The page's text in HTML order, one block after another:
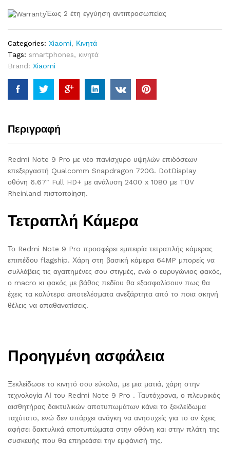
Έως 2 έτη εγγύηση αντιπροσωπείας
Categories: Xiaomi, Κινητά
Tags: smartphones, κινητά
Brand: Xiaomi
Περιγραφή
Redmi Note 9 Pro με νέο πανίσχυρο υψηλών επιδόσεων
επεξεργαστή Qualcomm Snapdragon 720G. DotDisplay
οθόνη 6.67″ Full HD+ με ανάλυση 2400 x 1080 με TÜV
Rheinland πιστοποίηση.
Τετραπλή Κάμερα
Το Redmi Note 9 Pro προσφέρει εμπειρία τετραπλής κάμερας
επιπέδου flagship. Χάρη στη βασική κάμερα 64MP μπορείς να
συλλάβεις τις αγαπημένες σου στιγμές, ενώ ο ευρυγώνιος φακός,
ο macro κι φακός με βάθος πεδίου θα εξασφαλίσουν πως θα
έχεις τα καλύτερα αποτελέσματα ανεξάρτητα από το ποια σκηνή
θέλεις να απαθανατίσεις.
Προηγμένη ασφάλεια
Ξεκλείδωσε το κινητό σου εύκολα, με μια ματιά, χάρη στην
τεχνολογία ΑΙ του Redmi Note 9 Pro . Ταυτόχρονα, ο πλευρικός
αισθητήρας δακτυλικών αποτυπωμάτων κάνει το ξεκλείδωμα
ταχύτατο, ενώ δεν υπάρχει ανάγκη να ανησυχείς για το αν έχεις
αφήσει δακτυλικά αποτυπώματα στην οθόνη και στην πλάτη της
συσκευής που θα επηρεάσει την εμφάνισή της.